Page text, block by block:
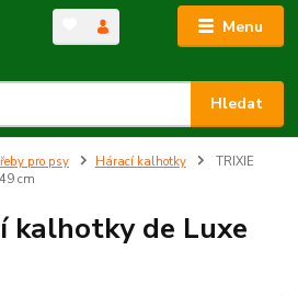
Menu
Hledat
pro psy Hárací kalhotky
TRIXIE
cm
kalhotky de Luxe